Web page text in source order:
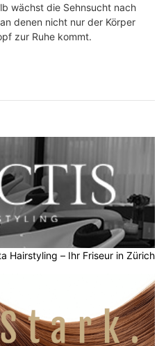
wächst die Sehnsucht nach
denen nicht nur der Körper
zur Ruhe kommt.
Hairstyling – Ihr Friseur in Zürich